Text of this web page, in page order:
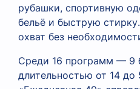
рубашки, спортивную
бельё и быструю
охват без
Среди 16 программ — 9
длительностью от 14